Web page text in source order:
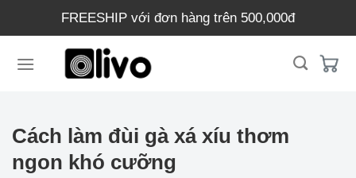
dung
FREESHIP với đơn hàng trên 500,000đ
Cách làm đùi gà xá xíu thơm
ngon khó cưỡng